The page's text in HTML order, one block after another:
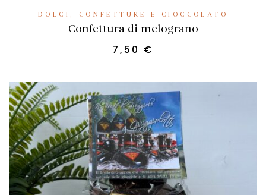
DOLCI, CONFETTURE E CIOCCOLATO
Confettura di melograno
7,50 €